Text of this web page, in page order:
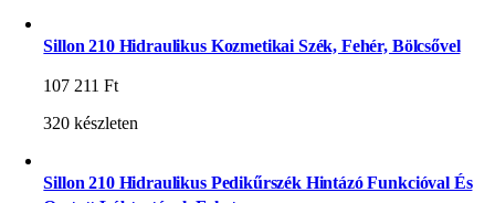
Sillon 210 Hidraulikus Kozmetikai Szék, Fehér, Bölcsővel
107 211Ft
320 készleten
Sillon 210 Hidraulikus Pedikűrszék Hintázó Funkcióval És